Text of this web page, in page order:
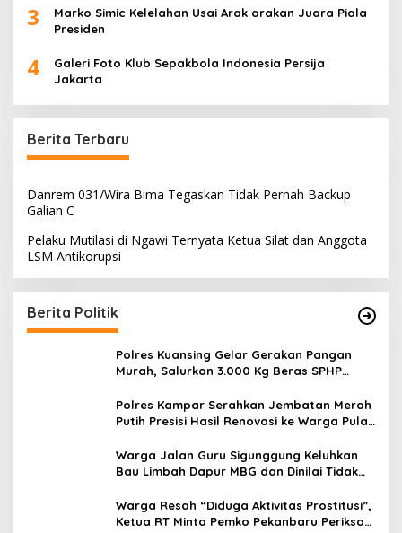
3
Marko Simic Kelelahan Usai Arak arakan Juara Piala
Presiden
4
Galeri Foto Klub Sepakbola Indonesia Persija
Jakarta
Berita Terbaru
Danrem 031/Wira Bima Tegaskan Tidak Pernah Backup
Galian C
Pelaku Mutilasi di Ngawi Ternyata Ketua Silat dan Anggota
LSM Antikorupsi
Berita Politik
Polres Kuansing Gelar Gerakan Pangan
Murah, Salurkan 3.000 Kg Beras SPHP
Polres Kampar Serahkan Jembatan Merah
Putih Presisi Hasil Renovasi ke Warga Pulau
Warga Jalan Guru Sigunggung Keluhkan
Bau Limbah Dapur MBG dan Dinilai Tidak
Warga Resah “Diduga Aktivitas Prostitusi”,
Ketua RT Minta Pemko Pekanbaru Periksa